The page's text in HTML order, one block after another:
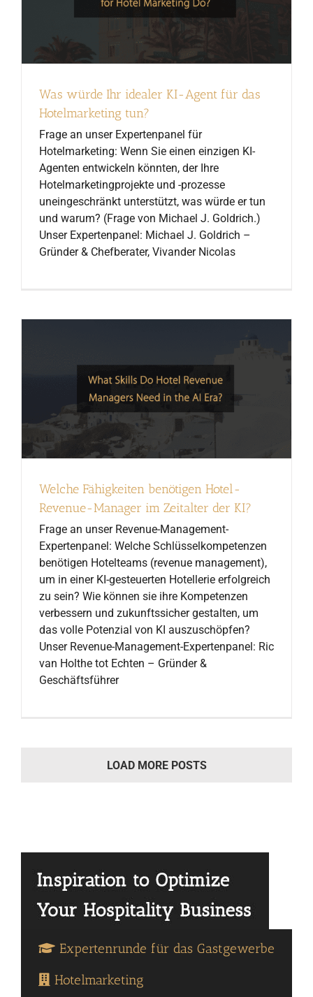
Was würde Ihr idealer KI-Agent für das
Hotelmarketing tun?
Frage an unser Expertenpanel für
Hotelmarketing: Wenn Sie einen einzigen KI-
Agenten entwickeln könnten, der Ihre
Hotelmarketingprojekte und -prozesse
uneingeschränkt unterstützt, was würde er tun
und warum? (Frage von Michael J. Goldrich.)
Unser Expertenpanel: Michael J. Goldrich –
Gründer & Chefberater, Vivander Nicolas
Welche Fähigkeiten benötigen Hotel-
Revenue-Manager im Zeitalter der KI?
Frage an unser Revenue-Management-
Expertenpanel: Welche Schlüsselkompetenzen
benötigen Hotelteams (revenue management),
um in einer KI-gesteuerten Hotellerie erfolgreich
zu sein? Wie können sie ihre Kompetenzen
verbessern und zukunftssicher gestalten, um
das volle Potenzial von KI auszuschöpfen?
Unser Revenue-Management-Expertenpanel: Ric
van Holthe tot Echten – Gründer &
Geschäftsführer
LOAD MORE POSTS
Expertenrunde für das Gastgewerbe
Hotelmarketing